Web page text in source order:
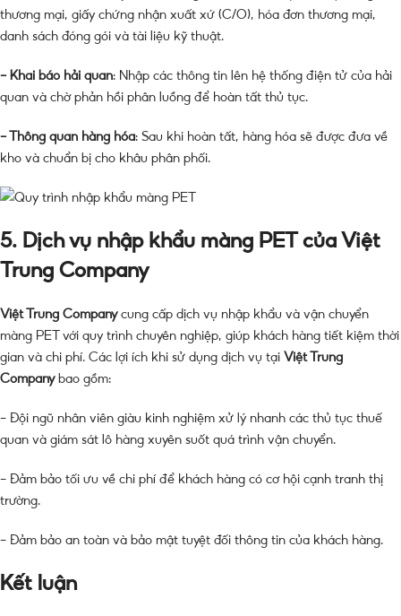
thương mại, giấy chứng nhận xuất xứ (C/O), hóa đơn thương mại,
danh sách đóng gói và tài liệu kỹ thuật.
– Khai báo hải quan: Nhập các thông tin lên hệ thống điện tử của hải
quan và chờ phản hồi phân luồng để hoàn tất thủ tục.
– Thông quan hàng hóa: Sau khi hoàn tất, hàng hóa sẽ được đưa về
kho và chuẩn bị cho khâu phân phối.
5. Dịch vụ nhập khẩu màng PET của Việt
Trung Company
Việt Trung Companycung cấp dịch vụ nhập khẩu và vận chuyển
màng PET với quy trình chuyên nghiệp, giúp khách hàng tiết kiệm thời
gian và chi phí. Các lợi ích khi sử dụng dịch vụ tại Việt Trung
Companybao gồm:
– Đội ngũ nhân viên giàu kinh nghiệm xử lý nhanh các thủ tục thuế
quan và giám sát lô hàng xuyên suốt quá trình vận chuyển.
– Đảm bảo tối ưu về chi phí để khách hàng có cơ hội cạnh tranh thị
trường.
– Đảm bảo an toàn và bảo mật tuyệt đối thông tin của khách hàng.
Kết luận